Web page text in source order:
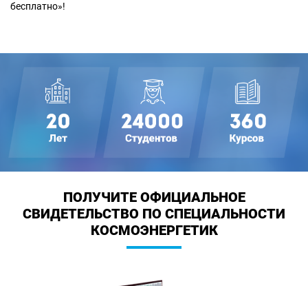
бесплатно»!
ПОЛУЧИТЕ ОФИЦИАЛЬНОЕ
СВИДЕТЕЛЬСТВО ПО СПЕЦИАЛЬНОСТИ
КОСМОЭНЕРГЕТИК